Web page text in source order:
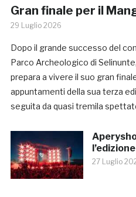
Gran finale per il
29 Luglio 2026
Dopo il grande successo del
Parco Archeologico di
prepara a vivere il suo gran
appuntamenti della sua terza
seguita da quasi tremila
27 Luglio